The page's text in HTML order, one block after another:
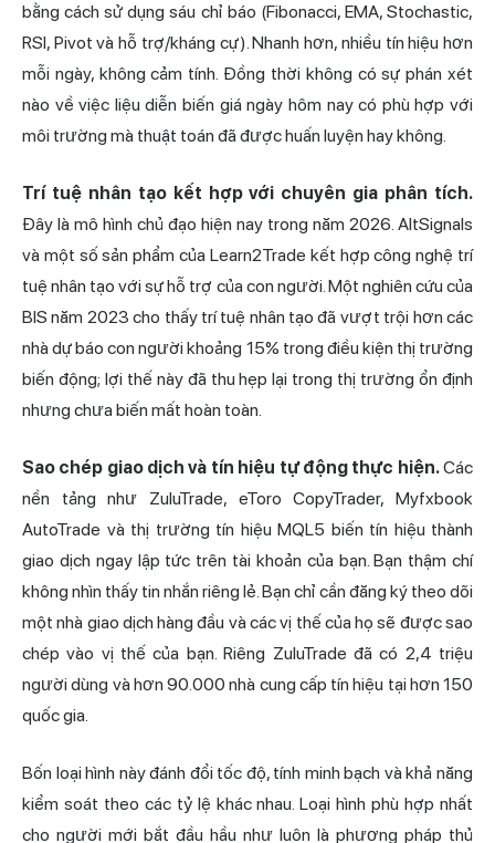
bằng cách sử dụng sáu chỉ báo (Fibonacci, EMA, Stochastic,
RSI, Pivot và hỗ trợ/kháng cự). Nhanh hơn, nhiều tín hiệu hơn
mỗi ngày, không cảm tính. Đồng thời không có sự phán xét
nào về việc liệu diễn biến giá ngày hôm nay có phù hợp với
môi trường mà thuật toán đã được huấn luyện hay không.
Trí tuệ nhân tạo kết hợp với chuyên gia phân tích.
Đây là mô hình chủ đạo hiện nay trong năm 2026. AltSignals
và một số sản phẩm của Learn2Trade kết hợp công nghệ trí
tuệ nhân tạo với sự hỗ trợ của con người. Một nghiên cứu của
BIS năm 2023 cho thấy trí tuệ nhân tạo đã vượt trội hơn các
nhà dự báo con người khoảng 15% trong điều kiện thị trường
biến động; lợi thế này đã thu hẹp lại trong thị trường ổn định
nhưng chưa biến mất hoàn toàn.
Sao chép giao dịch và tín hiệu tự động thực hiện.Các
nền tảng như ZuluTrade, eToro CopyTrader, Myfxbook
AutoTrade và thị trường tín hiệu MQL5 biến tín hiệu thành
giao dịch ngay lập tức trên tài khoản của bạn. Bạn thậm chí
không nhìn thấy tin nhắn riêng lẻ. Bạn chỉ cần đăng ký theo dõi
một nhà giao dịch hàng đầu và các vị thế của họ sẽ được sao
chép vào vị thế của bạn. Riêng ZuluTrade đã có 2,4 triệu
người dùng và hơn 90.000 nhà cung cấp tín hiệu tại hơn 150
quốc gia.
Bốn loại hình này đánh đổi tốc độ, tính minh bạch và khả năng
kiểm soát theo các tỷ lệ khác nhau. Loại hình phù hợp nhất
cho người mới bắt đầu hầu như luôn là phương pháp thủ